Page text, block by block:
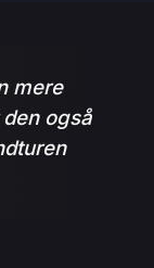
mere
også